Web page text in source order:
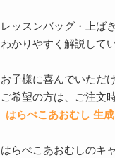
レッスンバッグ・上ば
わかりやすく解説して
お子様に喜んでいただ
ご希望の方は、ご注文
はらぺこあおむし 生
はらぺこあおむしの